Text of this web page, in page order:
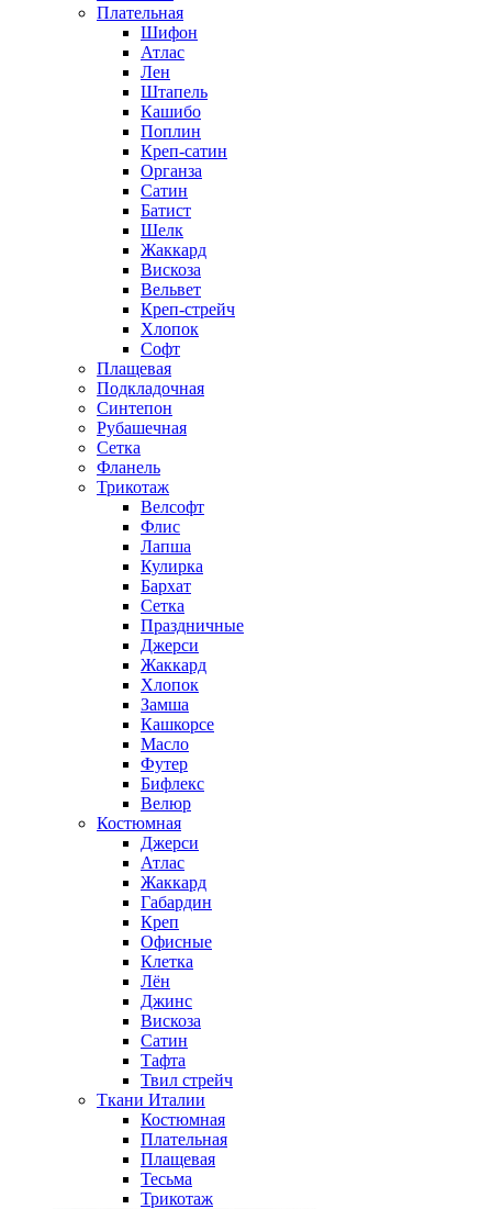
Плательная
Шифон
Атлас
Лен
Штапель
Кашибо
Поплин
Креп-сатин
Органза
Сатин
Батист
Шелк
Жаккард
Вискоза
Вельвет
Креп-стрейч
Хлопок
Софт
Плащевая
Подкладочная
Синтепон
Рубашечная
Сетка
Фланель
Трикотаж
Велсофт
Флис
Лапша
Кулирка
Бархат
Сетка
Праздничные
Джерси
Жаккард
Хлопок
Замша
Кашкорсе
Масло
Футер
Бифлекс
Велюр
Костюмная
Джерси
Атлас
Жаккард
Габардин
Креп
Офисные
Клетка
Лён
Джинс
Вискоза
Сатин
Тафта
Твил стрейч
Ткани Италии
Костюмная
Плательная
Плащевая
Тесьма
Трикотаж